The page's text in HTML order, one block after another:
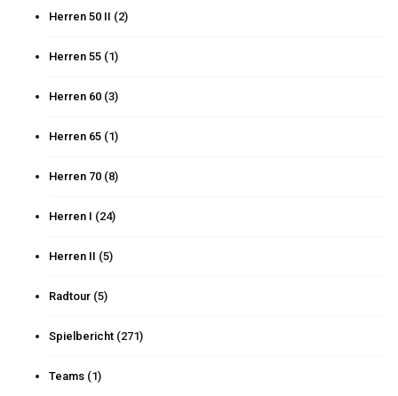
Herren 50 II (2)
Herren 55 (1)
Herren 60 (3)
Herren 65 (1)
Herren 70 (8)
Herren I (24)
Herren II (5)
Radtour (5)
Spielbericht (271)
Teams (1)